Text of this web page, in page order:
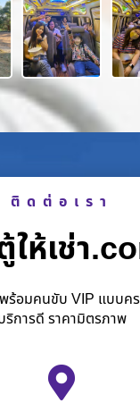
ติดต่อเรา
ให้เช่า
พร้อมคนขับ VIP แบบค
ริการดี ราคามิตรภาพ